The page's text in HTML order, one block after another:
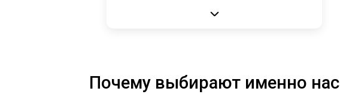
Почему выбирают именно нас